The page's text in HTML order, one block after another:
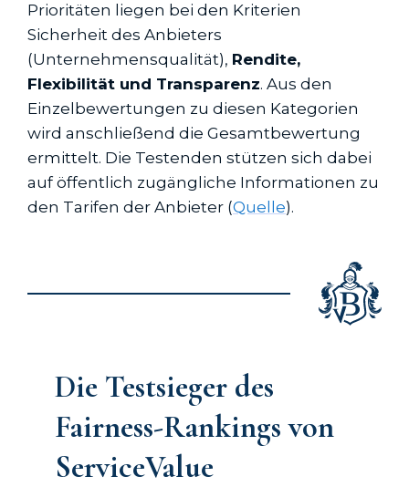
Prioritäten liegen bei den Kriterien
Sicherheit des Anbieters
(Unternehmensqualität), Rendite,
Flexibilität und Transparenz. Aus den
Einzelbewertungen zu diesen Kategorien
wird anschließend die Gesamtbewertung
ermittelt. Die Testenden stützen sich dabei
auf öffentlich zugängliche Informationen zu
den Tarifen der Anbieter (Quelle).
Die Testsieger des
Fairness-Rankings von
ServiceValue